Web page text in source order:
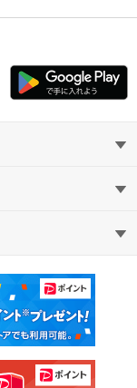
ョン
て
まいの先生